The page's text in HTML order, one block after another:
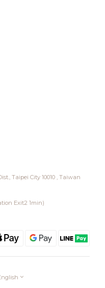
Taipei City 10010 , Taiwan
Exit2 1min)